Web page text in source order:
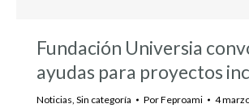
Fundación Universia
ayudas para proyectos
Noticias Sin categoría PorFeproami
4